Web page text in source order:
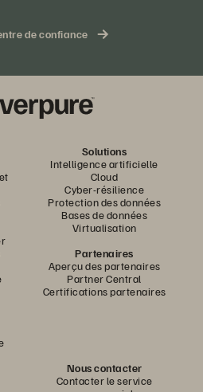
de confiance
Solutions
Intelligence artificielle
Cloud
Cyber-résilience
Protection des données
Bases de données
Virtualisation
Partenaires
Aperçu des partenaires
Partner Central
Certifications partenaires
Nous contacter
Contacter le service